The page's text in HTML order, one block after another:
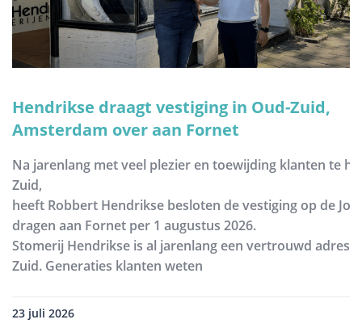
Hendrikse draagt vestiging in Oud-Zuid,
Amsterdam over aan Fornet
Na jarenlang met veel plezier en toewijding klanten te
Zuid,
heeft Robbert Hendrikse besloten de vestiging op de
dragen aan Fornet per 1 augustus 2026.
Stomerij Hendrikse is al jarenlang een vertrouwd adres
Zuid. Generaties klanten weten
23 juli 2026